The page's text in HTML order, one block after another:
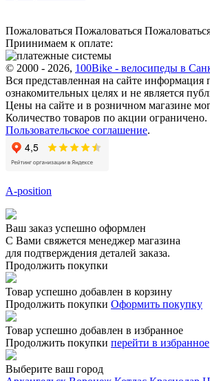
Пожаловаться Пожаловаться
Приинимаем к оплате:
© 2000 - 2026, 100Bike - велосипеды в
Вся представленная на сайте информация
ознакомительных целях и не является
Цены на сайте и в розничном магазине
Количество товаров по акции ограничено.
Пользовательское соглашение.
A-position
Ваш заказ успешно оформлен
С Вами свяжется менеджер магазина
для подтверждения деталей заказа.
Продолжить покупки
Товар успешно добавлен в корзину
Продолжить покупки Оформить покупку
Товар успешно добавлен в избранное
Продолжить покупки перейти в избранное
Выберите ваш город